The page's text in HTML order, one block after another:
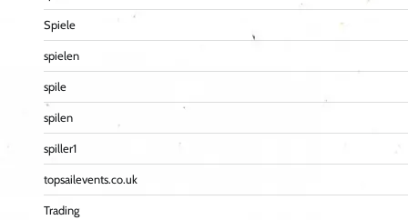
Spiele
spielen
spile
spilen
spiller1
topsailevents.co.uk
Trading